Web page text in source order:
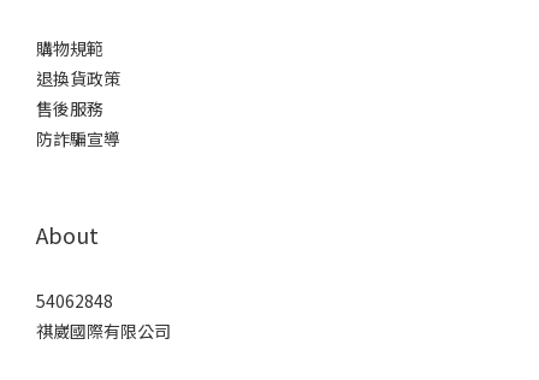
購物規範
退換貨政策
售後服務
防詐騙宣導
About
54062848
祺崴國際有限公司